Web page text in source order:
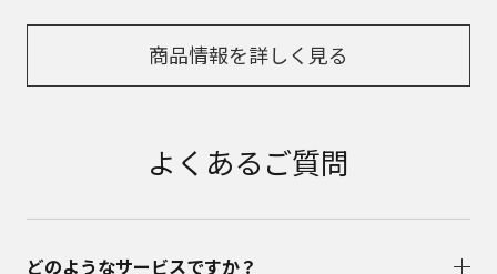
商品情報を詳しく⾒る
よくあるご質問
どのようなサービスですか？